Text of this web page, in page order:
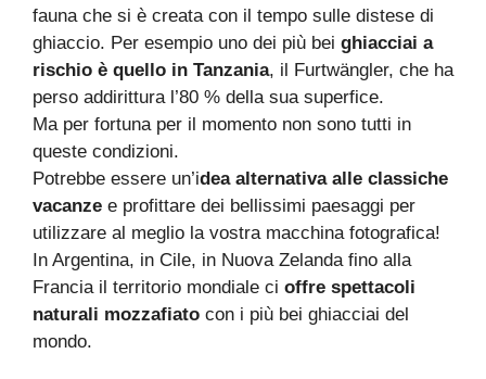
fauna che si è creata con il tempo sulle distese di
ghiaccio. Per esempio uno dei più bei ghiacciai a
rischio è quello in Tanzania, il Furtwängler, che ha
perso addirittura l’80 % della sua superfice.
Ma per fortuna per il momento non sono tutti in
queste condizioni.
Potrebbe essere un’idea alternativa alle classiche
vacanze e profittare dei bellissimi paesaggi per
utilizzare al meglio la vostra macchina fotografica!
In Argentina, in Cile, in Nuova Zelanda fino alla
Francia il territorio mondiale ci offre spettacoli
naturali mozzafiato con i più bei ghiacciai del
mondo.